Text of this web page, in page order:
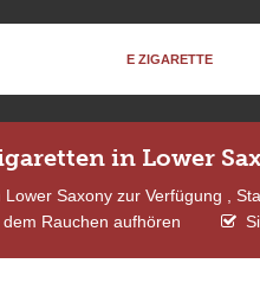
E ZIGARETTE
in Lower
Saxony zur Verfügung ,
dem Rauchen aufhören